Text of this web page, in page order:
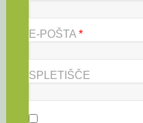
E-POŠTA *
SPLETIŠČE